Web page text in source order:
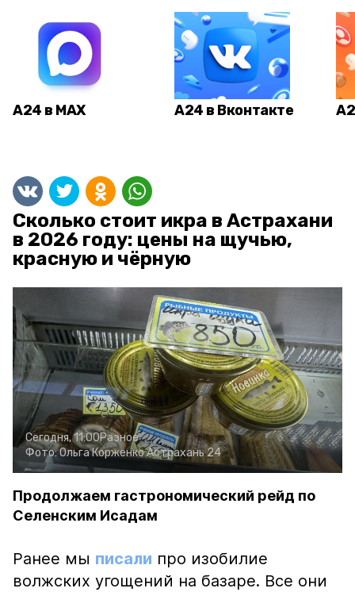
А24 в MAX А24 в Вконтакте
Сколько стоит икра в Астрахани
в 2026 году: цены на щучью,
красную и чёрную
Сегодня, 11:00Разное
Фото:Ольга КорженкоАстрахань 24
Продолжаем гастрономический рейд по
Селенским Исадам
Ранее мы писали про изобилие
волжских угощений на базаре. Все они